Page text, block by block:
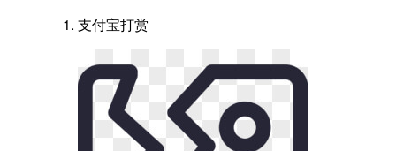
支付宝打赏